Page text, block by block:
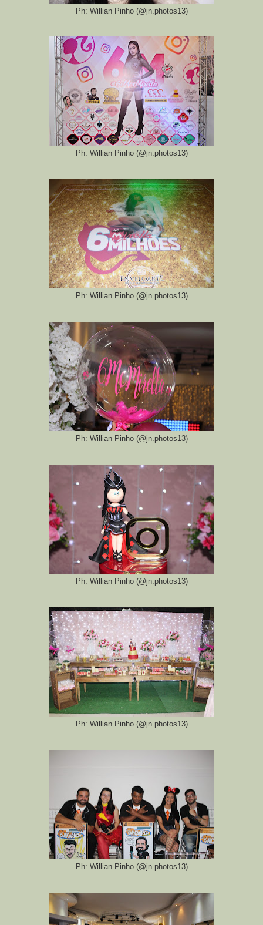
Ph: Willian Pinho (@jn.photos13)
Ph: Willian Pinho (@jn.photos13)
Ph: Willian Pinho (@jn.photos13)
Ph: Willian Pinho (@jn.photos13)
Ph: Willian Pinho (@jn.photos13)
Ph: Willian Pinho (@jn.photos13)
Ph: Willian Pinho (@jn.photos13)